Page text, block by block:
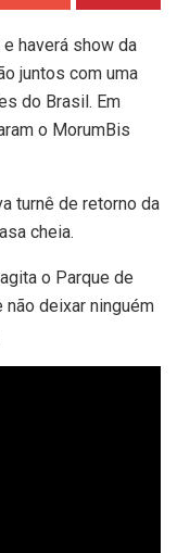
haverá show da
juntos com uma
do Brasil. Em
o MorumBis
turnê de retorno da
cheia.
o Parque de
deixar ninguém